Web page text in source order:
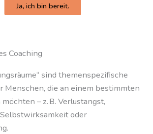
Ja, ich bin bereit.
Coaching
sind themenspezifische
Menschen, die an einem bestimmten
– z. B. Verlustangst,
oder